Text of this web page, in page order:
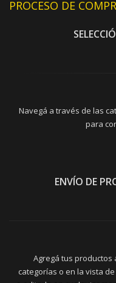
PROCESO DE
Navegá a través de las
para
ENVÍO DE
Agregá tus productos
categorías o en la vista